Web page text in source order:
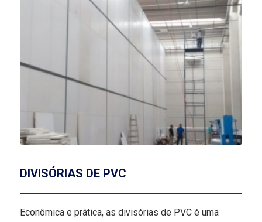
DIVISÓRIAS DE PVC
Econômica e prática, as divisórias de PVC é uma